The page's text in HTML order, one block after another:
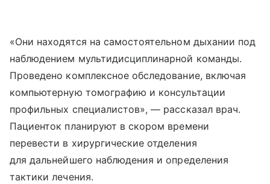
«Они находятся на самостоятельном дыхании под
наблюдением мультидисциплинарной команды.
Проведено комплексное обследование, включая
компьютерную томографию и консультации
профильных специалистов», — рассказал врач.
Пациенток планируют в скором времени
перевести в хирургические отделения
для дальнейшего наблюдения и определения
тактики лечения.